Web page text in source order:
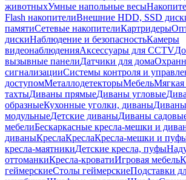
животныхУмные напольные весы
Flash накопителиВнешние HDD, SSD
памятиСетевые накопителиКартридеры
дискиНаблюдение и безопасностьКамеры
видеонаблюденияАксессуары для CCTV
вызывные панелиДатчики для дома
сигнализацииСистемы контроля и
доступомМеталлодетекторыМебельМягкая
тахтыДиваны прямыеДиваны угловые
образныеКухонные уголки, диваныДиваны
модульныеДетские диваныДиваны
мебелиБескаркасные кресла-мешки и
диваныКреслаКреслаКресла-мешки и
кресла-маятникиДетские кресла, пуфы
оттоманкиКресла-кроватиИгровая мебель
геймерскиеСтолы геймерскиеПодставки